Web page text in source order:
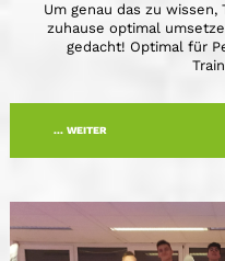
Um genau das zu
zuhause optimal
gedacht! Optimal für
... WEITER